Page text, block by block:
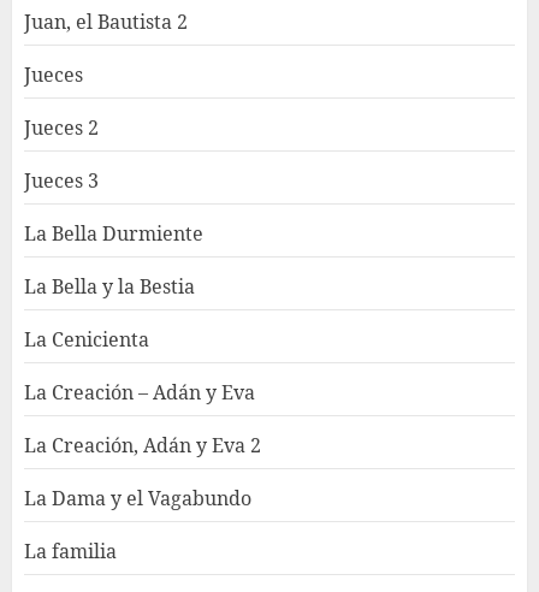
Juan, el Bautista 2
Jueces
Jueces 2
Jueces 3
La Bella Durmiente
La Bella y la Bestia
La Cenicienta
La Creación – Adán y Eva
La Creación, Adán y Eva 2
La Dama y el Vagabundo
La familia